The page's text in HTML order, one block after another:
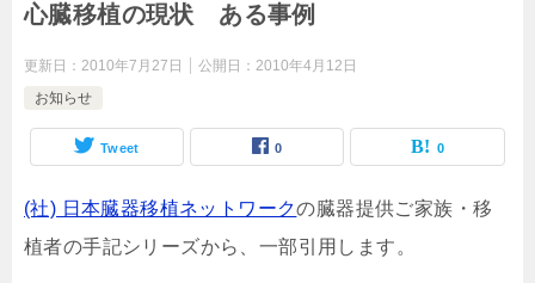
心臓移植の現状 ある事例
更新日： 2010年7月27日 公開日： 2010年4月12日
お知らせ
Tweet 0 0
(社) 日本臓器移植ネットワークの臓器提供ご家族・移
植者の手記シリーズから、一部引用します。